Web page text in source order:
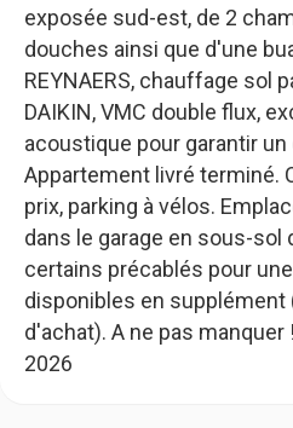
exposée sud-est, de 2
douches ainsi que d'une
REYNAERS, chauffage sol
DAIKIN, VMC double flux,
acoustique pour garantir
Appartement livré terminé.
prix, parking à vélos.
dans le garage en sous-
certains précablés pour
disponibles en supplément
d'achat). A ne pas
2026